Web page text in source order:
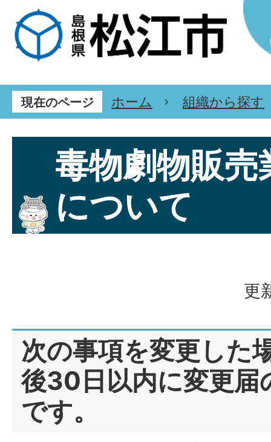
現在のページ ホーム 組織から探す
毒物劇物販売
について
更
次の事項を変更した
後30日以内に変更届
です。